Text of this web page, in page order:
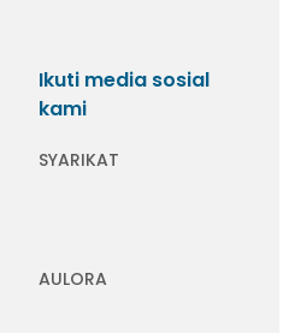
Ikuti media sosial
kami
SYARIKAT
AULORA